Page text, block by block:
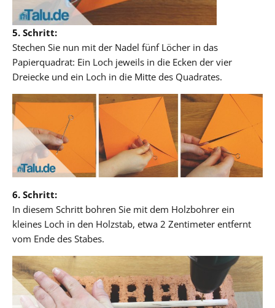
5. Schritt:
Stechen Sie nun mit der Nadel fünf Löcher in das
Papierquadrat: Ein Loch jeweils in die Ecken der vier
Dreiecke und ein Loch in die Mitte des Quadrates.
6. Schritt:
In diesem Schritt bohren Sie mit dem Holzbohrer ein
kleines Loch in den Holzstab, etwa 2 Zentimeter entfernt
vom Ende des Stabes.